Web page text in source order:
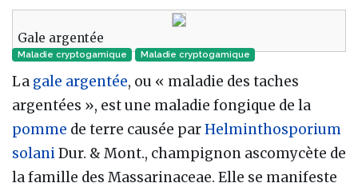
Gale argentée
Maladie cryptogamique Maladie cryptogamique‎
La gale argentée, ou « maladie des taches
argentées », est une maladie fongique de la
pomme de terre causée parHelminthosporium
solaniDur. & Mont., champignon ascomycète de
la famille des Massarinaceae. Elle se manifeste